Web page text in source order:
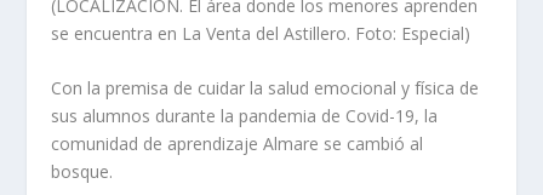
(LOCALIZACIÓN. El área donde los menores aprenden
se encuentra en La Venta del Astillero. Foto: Especial)
Con la premisa de cuidar la salud emocional y física de
sus alumnos durante la pandemia de Covid-19, la
comunidad de aprendizaje Almare se cambió al
bosque.